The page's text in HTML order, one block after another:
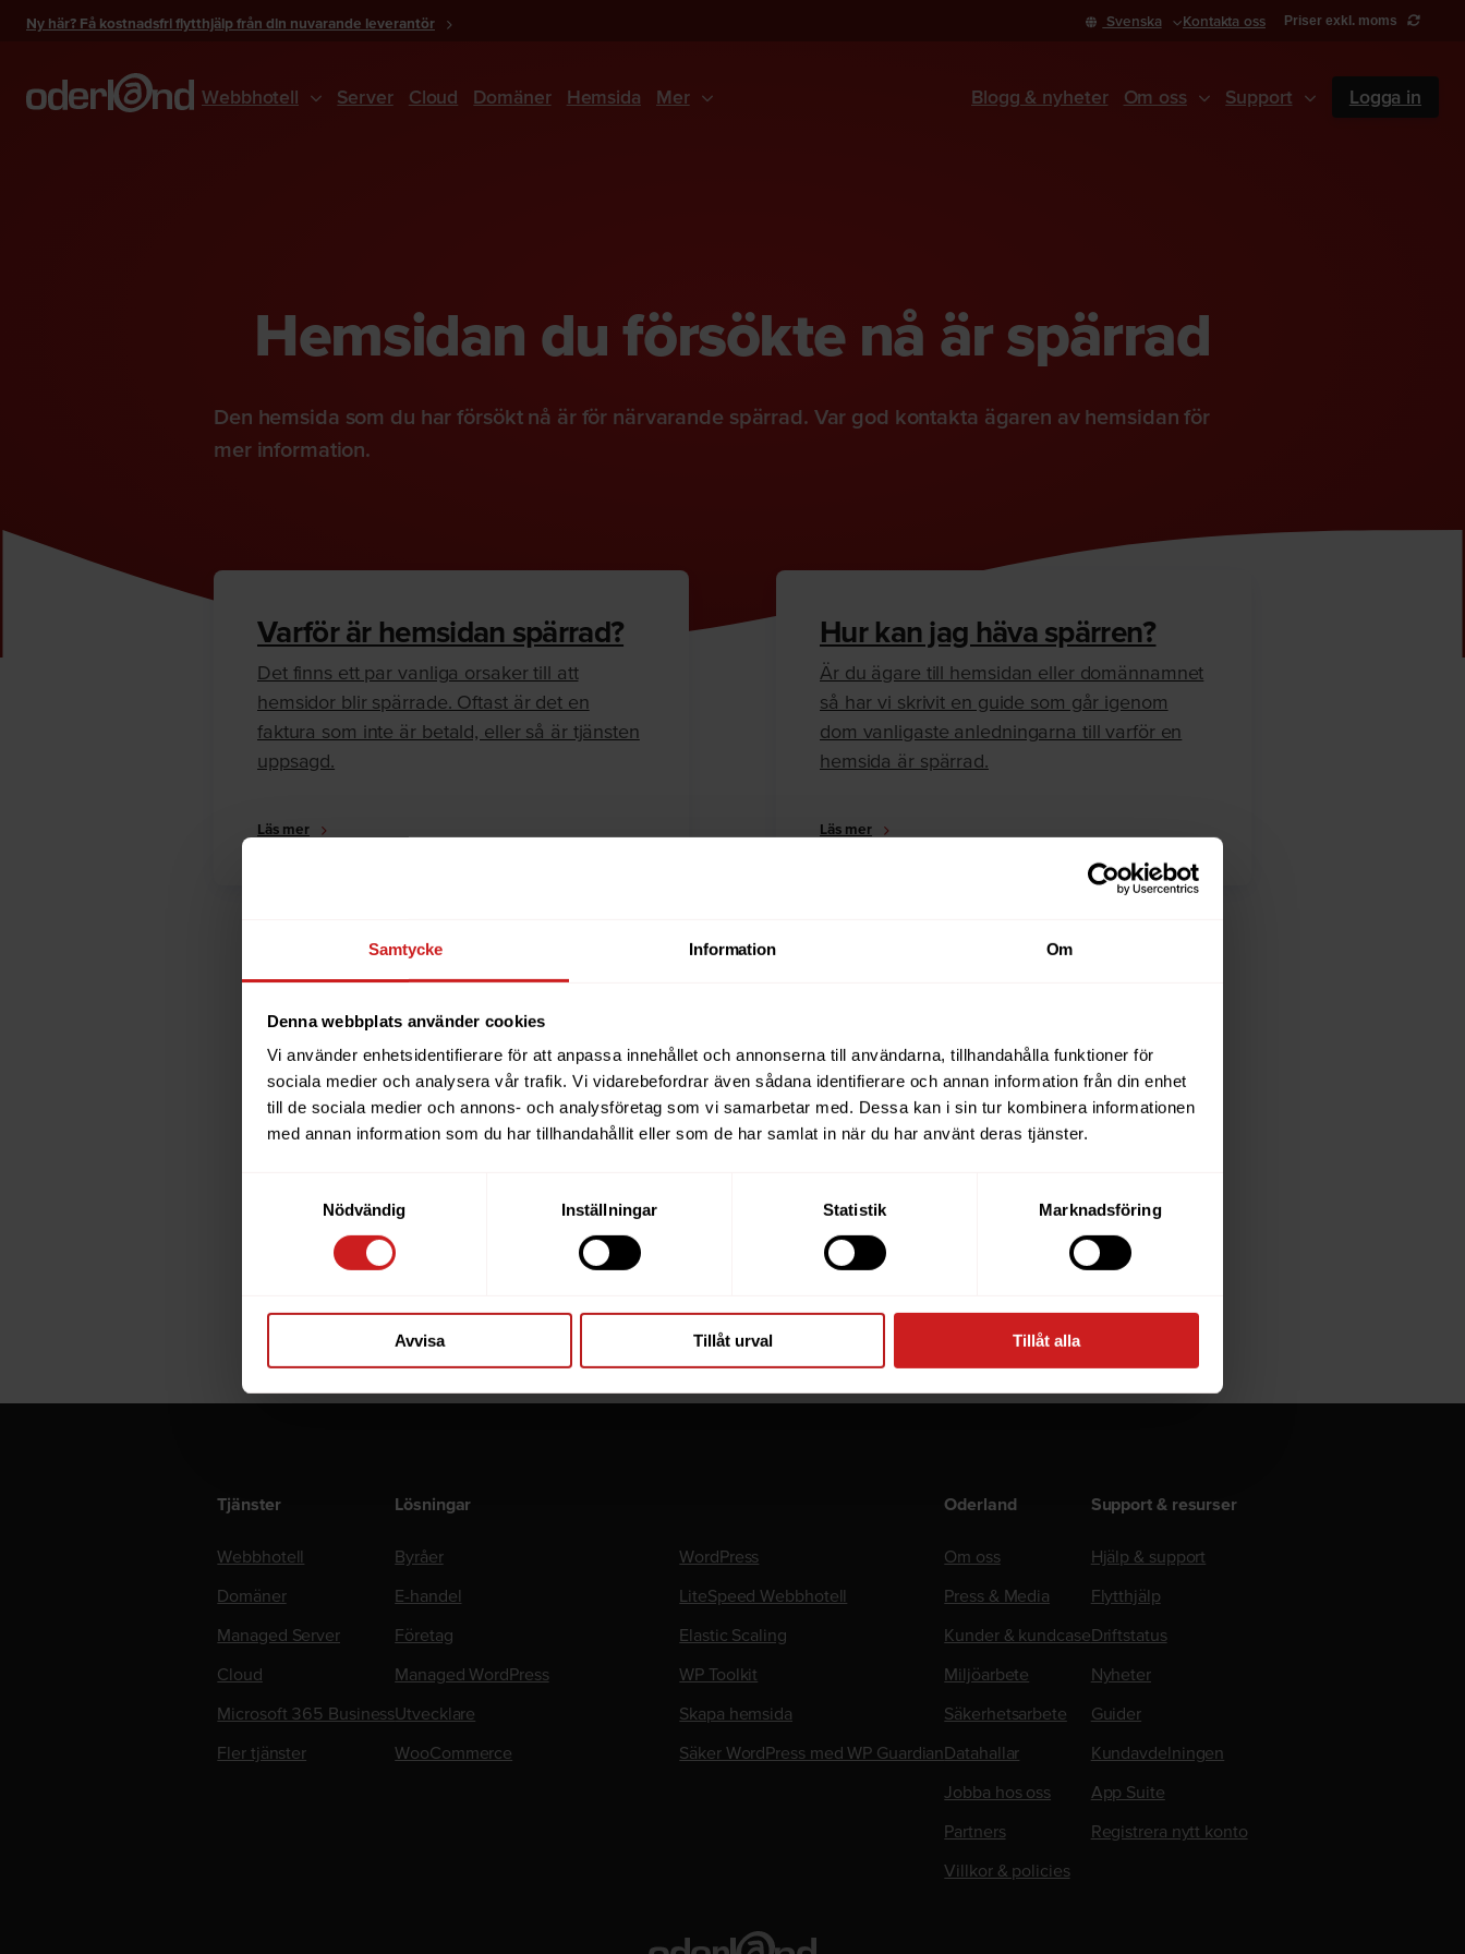
Samtycke Information Om
Denna webbplats använder cookies
Vi använder enhetsidentifierare för att anpassa innehållet och annonserna till användarna, tillhandahålla funktioner för
sociala medier och analysera vår trafik. Vi vidarebefordrar även sådana identifierare och annan information från din enhet
till de sociala medier och annons- och analysföretag som vi samarbetar med. Dessa kan i sin tur kombinera informationen
med annan information som du har tillhandahållit eller som de har samlat in när du har använt deras tjänster.
Nödvändig
Inställningar Statistik Marknadsföring
Avvisa Tillåt urval Tillåt alla
Ny här? Få kostnadsfri flytthjälp från din nuvarande leverantör Svenska Kontakta oss Priser exkl. moms
Webbhotell Server Cloud Domäner Hemsida Mer Blogg & nyheter Om oss Support Logga in
Hemsidan du försökte nå är spärrad
Den hemsida som du har försökt nå är för närvarande spärrad. Var god kontakta ägaren av hemsidan för
mer information.
Varför är hemsidan spärrad?
Det finns ett par vanliga orsaker till att
hemsidor blir spärrade. Oftast är det en
faktura som inte är betald, eller så är tjänsten
uppsagd.
Läs mer
Hur kan jag häva spärren?
Är du ägare till hemsidan eller domännamnet
så har vi skrivit en guide som går igenom
dom vanligaste anledningarna till varför en
hemsida är spärrad.
Läs mer
The website you were trying to reach
has been suspended
the website for further information.
If you are the owner of this website or domain pleaseread this FAQ
Tjänster
Webbhotell
Domäner
Managed Server
Cloud
Microsoft 365 Business
Fler tjänster
Lösningar
Byråer
E-handel
Företag
Managed WordPress
Utvecklare
WooCommerce
WordPress
LiteSpeed Webbhotell
Elastic Scaling
WP Toolkit
Skapa hemsida
Säker WordPress med WP Guardian
Oderland
Om oss
Press & Media
Kunder & kundcase
Miljöarbete
Säkerhetsarbete
Datahallar
Jobba hos oss
Partners
Villkor & policies
Support & resurser
Hjälp & support
Flytthjälp
Driftstatus
Nyheter
Guider
Kundavdelningen
App Suite
Registrera nytt konto